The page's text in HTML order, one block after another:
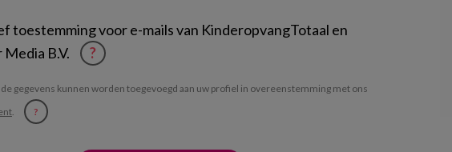
toestemming voor e-mails van KinderopvangTotaal en
B.V.
?
gegevens kunnen worden toegevoegd aan uw profiel in overeenstemming met ons
. ?